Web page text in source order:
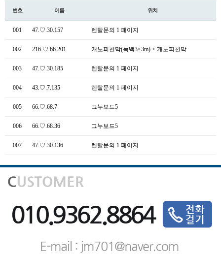
번호 이름 위치
001 47.♡.30.157 렌탈문의 1 페이지
002 216.♡.66.201 캐노피천막(녹백3×3m) > 캐노피천막
003 47.♡.30.185 렌탈문의 1 페이지
004 43.♡.7.135 렌탈문의 1 페이지
005 66.♡.68.7 그누보드5
006 66.♡.68.36 그누보드5
007 47.♡.30.136 렌탈문의 1 페이지